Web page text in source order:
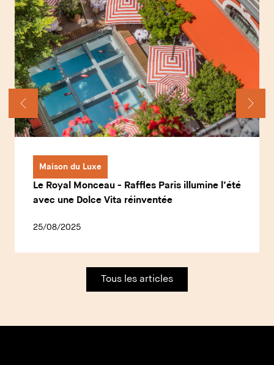
Maison du Luxe
Le Royal Monceau - Raffles Paris illumine l’été
avec une Dolce Vita réinventée
25/08/2025
Tous les articles